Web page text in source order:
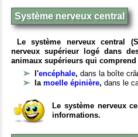
Système nerveux central
Le système nerveux central
nerveux supérieur logé dans
animaux supérieurs qui comprend
l'encéphale, dans la boîte
la moelle épinière, dans le
Le système nerveux
informations.